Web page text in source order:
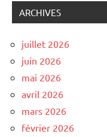
ARCHIVES
juillet 2026
juin 2026
mai 2026
avril 2026
mars 2026
février 2026